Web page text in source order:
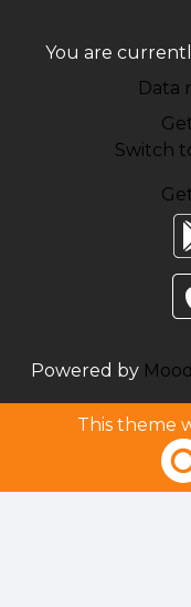
You are
Data
Switch
Powered by
This theme